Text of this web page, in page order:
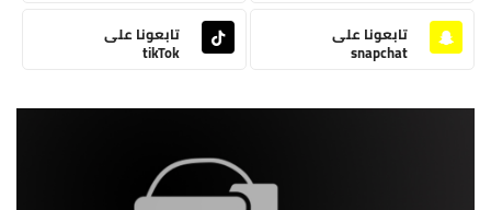
تابعونا على
snapchat
تابعونا على
tikTok